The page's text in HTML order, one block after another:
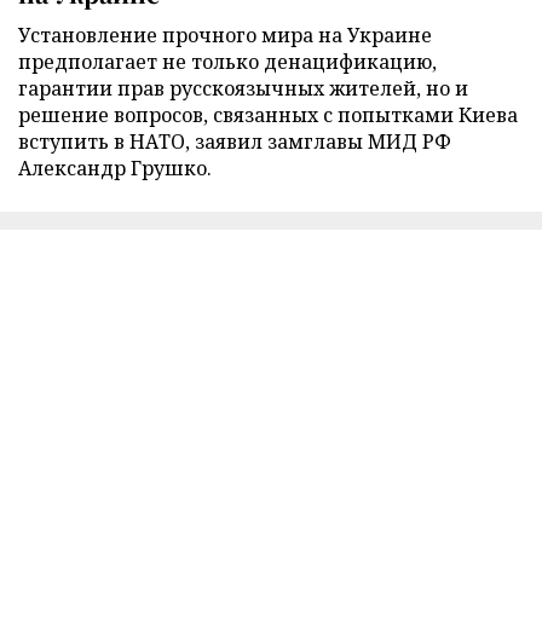
Установление прочного мира на Украине
предполагает не только денацификацию,
гарантии прав русскоязычных жителей, но и
решение вопросов, связанных с попытками Киева
вступить в НАТО, заявил замглавы МИД РФ
Александр Грушко.